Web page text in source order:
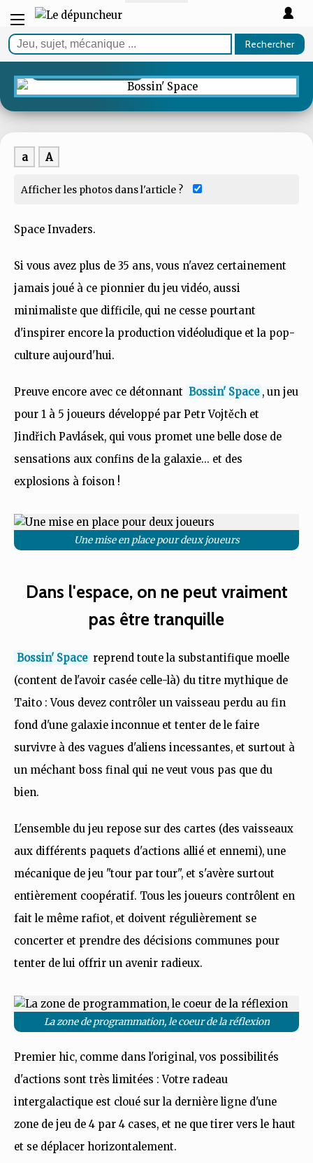
Rechercher
Bossin' Space
a A
Afficher les photos dans l'article ?
Space Invaders.
Si vous avez plus de 35 ans, vous n'avez certainement
jamais joué à ce pionnier du jeu vidéo, aussi
minimaliste que difficile, qui ne cesse pourtant
d'inspirer encore la production vidéoludique et la pop-
culture aujourd'hui.
Preuve encore avec ce détonnant Bossin' Space , un jeu
pour 1 à 5 joueurs développé par Petr Vojtěch et
Jindřich Pavlásek, qui vous promet une belle dose de
sensations aux confins de la galaxie... et des
explosions à foison !
Une mise en place pour deux joueurs
Dans l'espace, on ne peut vraiment
pas être tranquille
Bossin' Space reprend toute la substantifique moelle
(content de l'avoir casée celle-là) du titre mythique de
Taito : Vous devez contrôler un vaisseau perdu au fin
fond d'une galaxie inconnue et tenter de le faire
survivre à des vagues d'aliens incessantes, et surtout à
un méchant boss final qui ne veut vous pas que du
bien.
L'ensemble du jeu repose sur des cartes (des vaisseaux
aux différents paquets d'actions allié et ennemi), une
mécanique de jeu "tour par tour", et s'avère surtout
entièrement coopératif. Tous les joueurs contrôlent en
fait le même rafiot, et doivent régulièrement se
concerter et prendre des décisions communes pour
tenter de lui offrir un avenir radieux.
La zone de programmation, le coeur de la réflexion
Premier hic, comme dans l'original, vos possibilités
d'actions sont très limitées : Votre radeau
intergalactique est cloué sur la dernière ligne d'une
zone de jeu de 4 par 4 cases, et ne que tirer vers le haut
et se déplacer horizontalement.